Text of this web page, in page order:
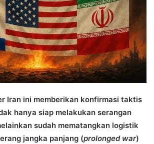
Iran ini memberikan konfirmasi taktis
hanya siap melakukan serangan
sudah mematangkan logistik
jangka panjang (prolonged war)